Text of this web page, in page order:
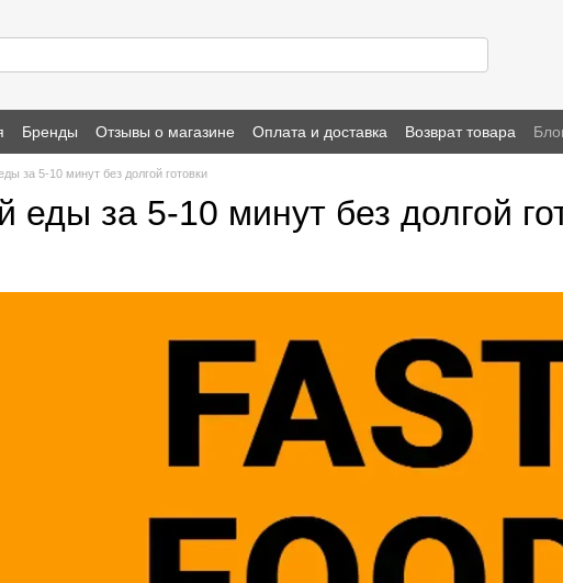
Бренды Отзывы о магазине Оплата и доставка Возврат товара
за 5-10 минут без долгой готовки
за 5-10 минут без долгой